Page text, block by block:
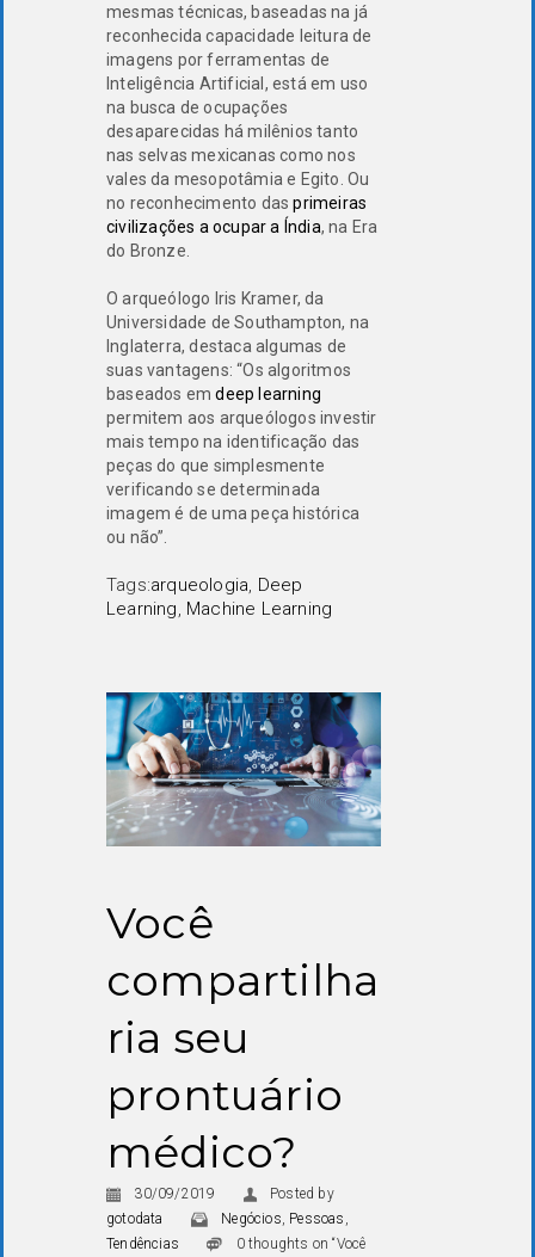
mesmas técnicas, baseadas na já
reconhecida capacidade leitura de
imagens por ferramentas de
Inteligência Artificial, está em uso
na busca de ocupações
desaparecidas há milênios tanto
nas selvas mexicanas como nos
vales da mesopotâmia e Egito. Ou
no reconhecimento dasprimeiras
civilizações a ocupar a Índia, na Era
do Bronze.
O arqueólogo Iris Kramer, da
Universidade de Southampton, na
Inglaterra, destaca algumas de
suas vantagens: “Os algoritmos
baseados emdeep learning
permitem aos arqueólogos investir
mais tempo na identificação das
peças do que simplesmente
verificando se determinada
imagem é de uma peça histórica
ou não”.
Tags:arqueologia, Deep
Learning, Machine Learning
Você
compartilha
ria seu
prontuário
médico?
30/09/2019
Posted by
gotodata
Negócios, Pessoas ,
Tendências
0 thoughts on “Você